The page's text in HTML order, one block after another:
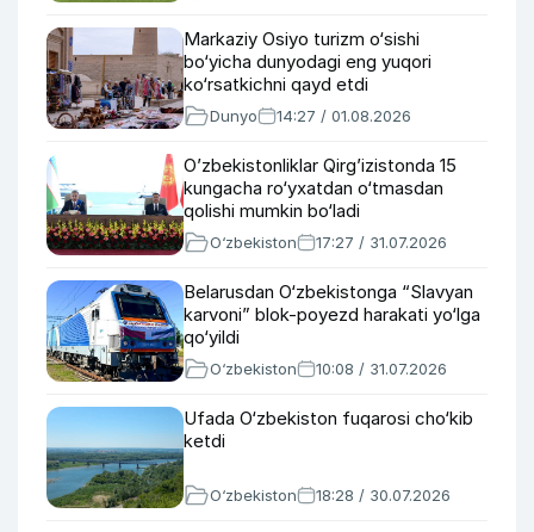
Markaziy Osiyo turizm o‘sishi
bo‘yicha dunyodagi eng yuqori
ko‘rsatkichni qayd etdi
Dunyo 14:27 / 01.08.2026
O’zbekistonliklar Qirg’izistonda 15
kungacha ro‘yxatdan o‘tmasdan
qolishi mumkin bo‘ladi
O‘zbekiston 17:27 / 31.07.2026
Belarusdan O‘zbekistonga “Slavyan
karvoni” blok-poyezd harakati yo‘lga
qo‘yildi
O‘zbekiston 10:08 / 31.07.2026
Ufada O‘zbekiston fuqarosi cho‘kib
ketdi
O‘zbekiston 18:28 / 30.07.2026